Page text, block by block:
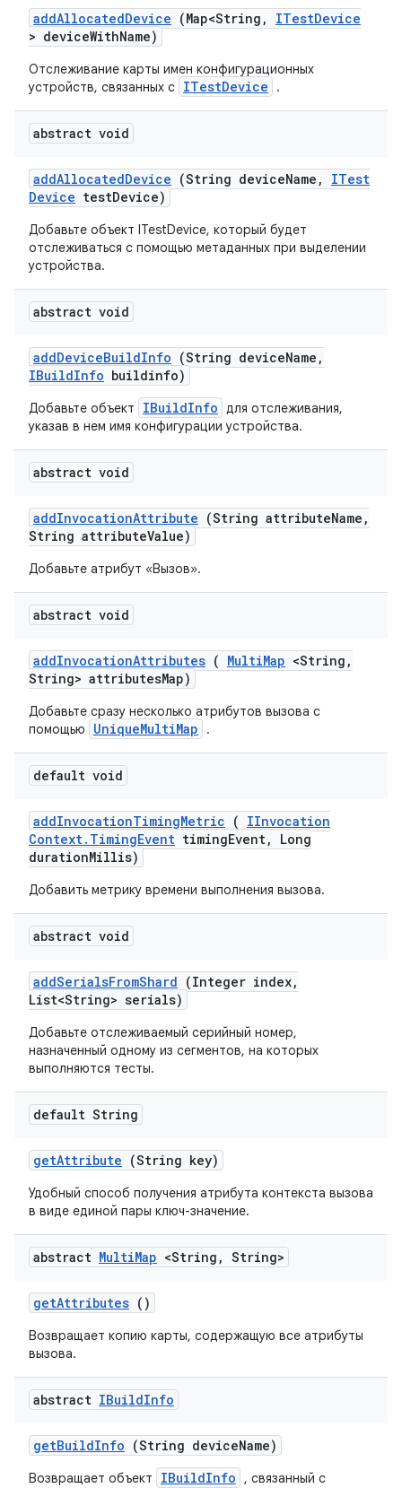
addAllocatedDevice (Map<String , ITestDevice
> deviceWithName)
Отслеживание карты имен конфигурационных
устройств, связанных с ITestDevice .
abstract void
addAllocatedDevice (String deviceName ,
ITest
Device testDevice)
Добавьте объект ITestDevice, который будет
отслеживаться с помощью метаданных при выделении
устройства.
abstract void
addDeviceBuildInfo (String deviceName ,
IBuildInfo buildinfo)
Добавьте объект IBuildInfo для отслеживания,
указав в нем имя конфигурации устройства.
abstract void
addInvocationAttribute (String attributeName ,
String attributeValue)
Добавьте атрибут «Вызов».
abstract void
addInvocationAttributes ( MultiMap <String ,
String> attributesMap)
Добавьте сразу несколько атрибутов вызова с
помощью
UniqueMultiMap .
default void
addInvocationTimingMetric ( IInvocation
Context. TimingEvent timingEvent,
Long
durationMillis)
Добавить метрику времени выполнения вызова.
abstract void
addSerialsFromShard (Integer index,
List<String> serials)
Добавьте отслеживаемый серийный номер,
назначенный одному из сегментов, на которых
выполняются тесты.
default String
getAttribute (String key)
Удобный способ получения атрибута контекста вызова
в виде единой пары ключ-значение.
abstract MultiMap <String , String>
getAttributes ()
Возвращает копию карты, содержащую все атрибуты
вызова.
abstract IBuildInfo
getBuildInfo (String deviceName)
Возвращает объект IBuildInfo , связанный с